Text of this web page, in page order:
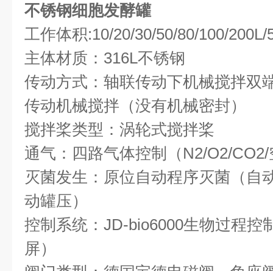
不锈钢细胞发酵罐
工作体积:10/20/30/50/80/100/
主体材质：316L不锈钢
传动方式：轴联传动下机械搅拌双
传动机械搅拌（没有机械密封）
搅拌桨类型：涡轮式搅拌桨
通气：四路气体控制（N2/O2/
灭菌发生：原位自动程序灭菌（自
动罐压）
控制系统：JD-bio6000生物过程控
屏）